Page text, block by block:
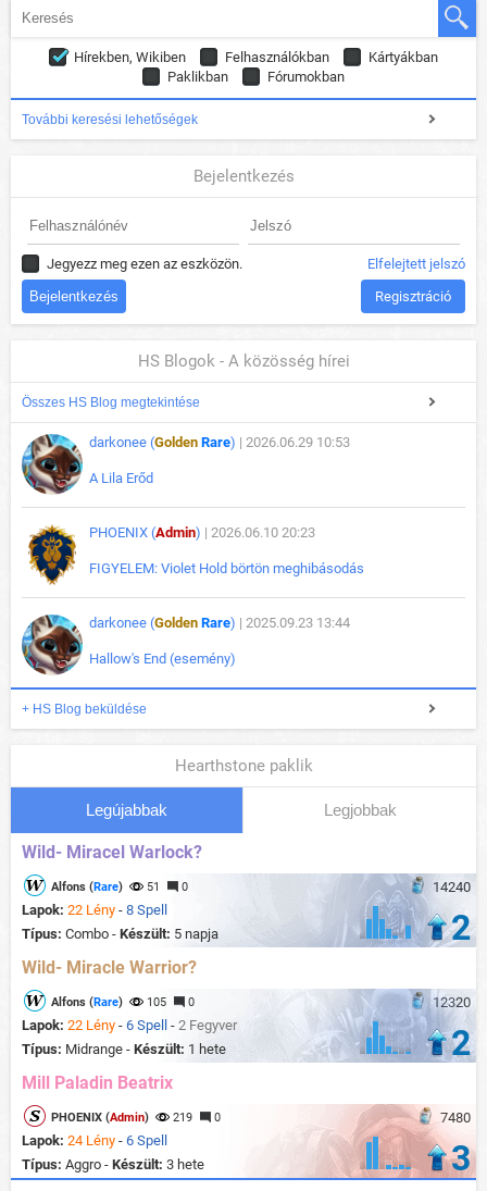
Hírekben, Wikiben Felhasználókban
Kártyákban
Paklikban
Fórumokban
További keresési lehetőségek
Bejelentkezés
Jegyezz meg ezen az eszközön. Elfelejtett jelszó
Regisztráció
HS Blogok - A közösség hírei
Összes HS Blog megtekintése
darkonee (Golden Rare) | 2026.06.29 10:53
A Lila Erőd
PHOENIX (Admin) | 2026.06.10 20:23
FIGYELEM: Violet Hold börtön meghibásodás
darkonee (Golden Rare) | 2025.09.23 13:44
Hallow's End (esemény)
+ HS Blog beküldése
Hearthstone paklik
Legújabbak Legjobbak
Wild- Miracel Warlock?
14240
Alfons (Rare) 51 0
Lapok: 22 Lény - 8 Spell
Típus: Combo - Készült: 5 napja 2
Wild- Miracle Warrior?
12320
Alfons (Rare) 105 0
Lapok: 22 Lény - 6 Spell - 2 Fegyver
Típus: Midrange - Készült: 1 hete 2
Mill Paladin Beatrix
7480
PHOENIX (Admin) 219 0
Lapok: 24 Lény - 6 Spell
Típus: Aggro - Készült: 3 hete 3